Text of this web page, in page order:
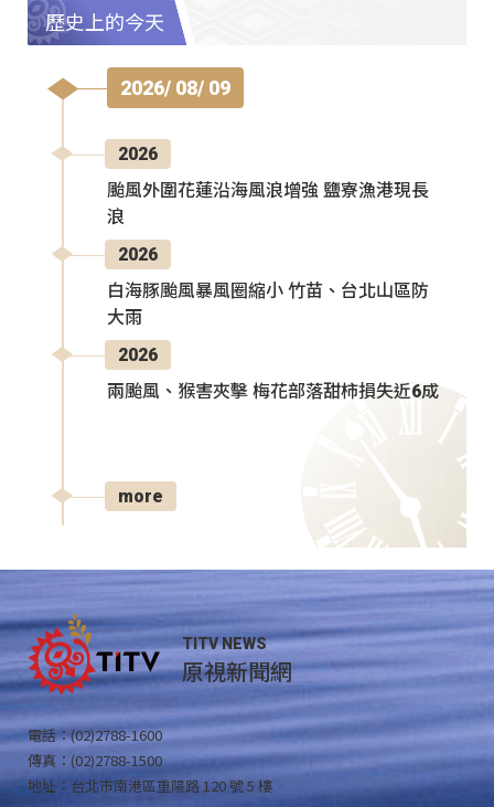
歷史上的今天
2026/ 08/ 09
2026
颱風外圍花蓮沿海風浪增強 鹽寮漁港現長
浪
2026
白海豚颱風暴風圈縮小 竹苗、台北山區防
大雨
2026
兩颱風、猴害夾擊 梅花部落甜柿損失近6成
more
TITV NEWS
原視新聞網
電話：(02)2788-1600
傳真：(02)2788-1500
地址：台北市南港區重陽路 120 號 5 樓